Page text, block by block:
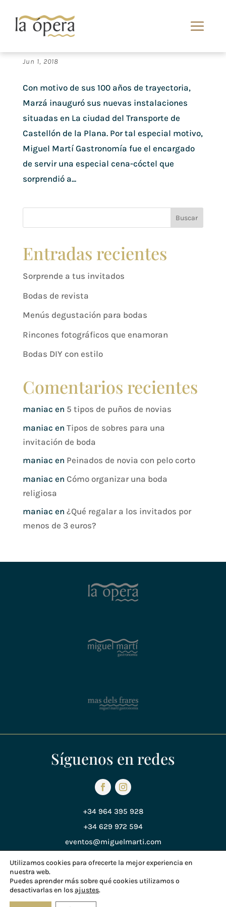
El catering de Miguel Martí en el showroom de
Jun 1, 2018
Con motivo de sus 100 años de trayectoria,
Marzá inauguró sus nuevas instalaciones
situadas en La ciudad del Transporte de
Castellón de la Plana. Por tal especial motivo,
Miguel Martí Gastronomía fue el encargado
de servir una especial cena-cóctel que
sorprendió a...
Buscar
Entradas recientes
Sorprende a tus invitados
Bodas de revista
Menús degustación para bodas
Rincones fotográficos que enamoran
Bodas DIY con estilo
Comentarios recientes
maniac en 5 tipos de puños de novias
maniac en Tipos de sobres para una
invitación de boda
maniac en Peinados de novia con pelo corto
maniac en Cómo organizar una boda
religiosa
maniac en ¿Qué regalar a los invitados por
menos de 3 euros?
Síguenos en redes
+34 964 395 928
+34 629 972 594
eventos@miguelmarti.com
Política de Privacidad
Política de Cookies
Utilizamos cookies para ofrecerte la mejor experiencia en
nuestra web.
Puedes aprender más sobre qué cookies utilizamos o
desactivarlas en losajustes.